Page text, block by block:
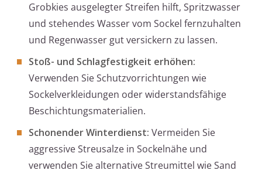
Grobkies ausgelegter Streifen hilft, Spritzwasser
und stehendes Wasser vom Sockel fernzuhalten
und Regenwasser gut versickern zu lassen.
Stoß- und Schlagfestigkeit erhöhen:
Verwenden Sie Schutzvorrichtungen wie
Sockelverkleidungen oder widerstandsfähige
Beschichtungsmaterialien.
Schonender Winterdienst: Vermeiden Sie
aggressive Streusalze in Sockelnähe und
verwenden Sie alternative Streumittel wie Sand